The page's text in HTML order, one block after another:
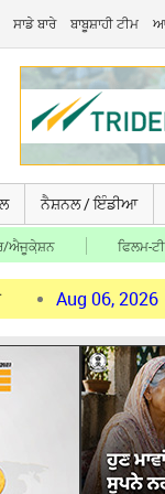
ਸਾਡੇ ਬਾਰੇ ਬਾਬੂਸ਼ਾਹੀ ਟੀਮ
ਨੈਸ਼ਨਲ / ਇੰਡੀਆ
ਐਜੂਕੇ਼ਸ਼ਨ ਫਿਲਮ-
2026 Canada ਦੇ